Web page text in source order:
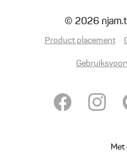
© 2026
Product placement
Met